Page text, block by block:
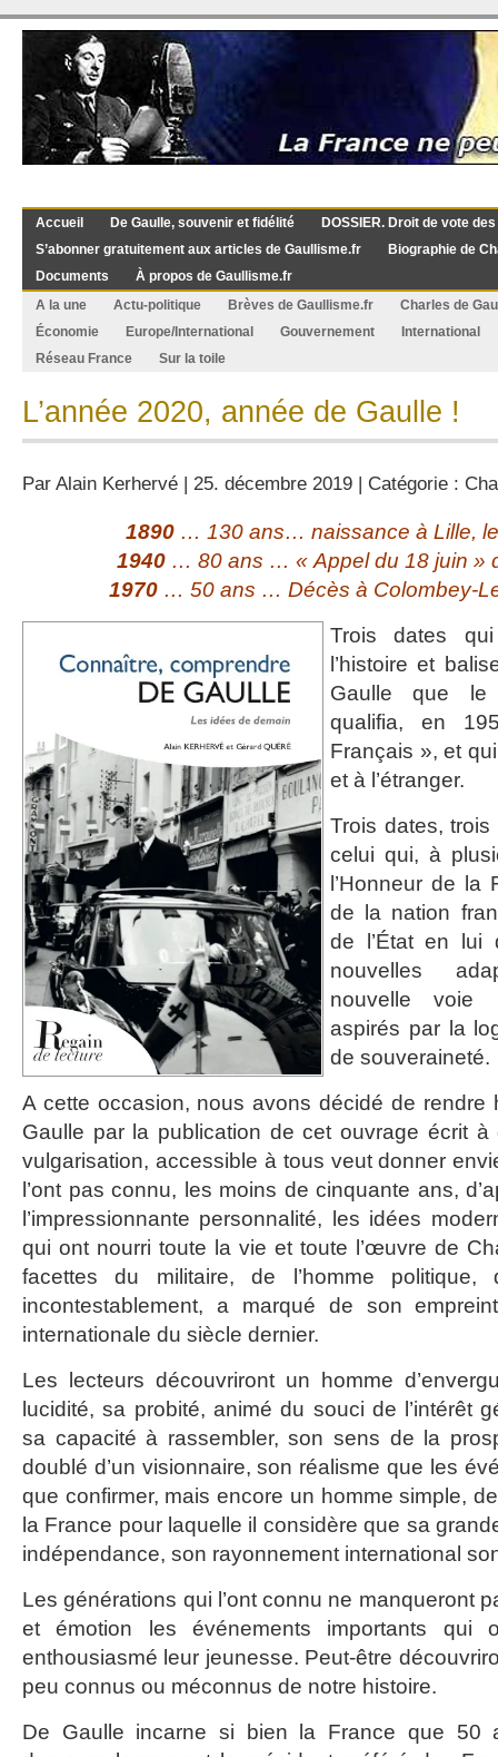
Accueil De Gaulle, souvenir et fidélité
DOSSIER. Droit de vote
S’abonner gratuitement aux articles de Gaullisme.fr
Biographie de
Documents
À propos de Gaullisme.fr
A la une
Actu-politique Brèves de Gaullisme.fr
Charles de
Économie
Europe/International Gouvernement
International
Réseau France
Sur la toile
L’année 2020, année de Gaulle !
Par Alain Kerhervé | 25. décembre 2019 | Catégorie :
1890… 130 ans… naissance à Lille,
1940… 80 ans … « Appel du 18 juin »
1970… 50 ans … Décès à Colombey-
Trois dates
l’histoire et
Gaulle que le
qualifia, en
Français », et
et à l’étranger.
Trois dates,
celui qui, à
l’Honneur de la
de la nation
de l’État en lui
nouvelles
nouvelle voie
aspirés par la
de souveraineté.
A cette occasion, nous avons décidé de rendre
Gaulle par la publication de cet ouvrage écrit
vulgarisation, accessible à tous veut donner
l’ont pas connu, les moins de cinquante ans,
l’impressionnante personnalité, les idées
qui ont nourri toute la vie et toute l’œuvre de
facettes du militaire, de l’homme
incontestablement, a marqué de son
internationale du siècle dernier.
Les lecteurs découvriront un homme
lucidité, sa probité, animé du souci de l’intérêt
sa capacité à rassembler, son sens de la
doublé d’un visionnaire, son réalisme que les
que confirmer, mais encore un homme simple,
la France pour laquelle il considère que sa
indépendance, son rayonnement international
Les générations qui l’ont connu ne manqueront
et émotion les événements importants qui
enthousiasmé leur jeunesse. Peut-être
peu connus ou méconnus de notre histoire.
De Gaulle incarne si bien la France que 50